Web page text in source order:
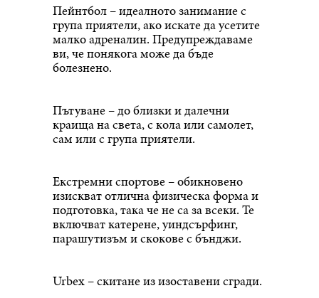
Пейнтбол – идеалното занимание с
група приятели, ако искате да усетите
малко адреналин. Предупреждаваме
ви, че понякога може да бъде
болезнено.
Пътуване – до близки и далечни
краища на света, с кола или самолет,
сам или с група приятели.
Екстремни спортове – обикновено
изискват отлична физическа форма и
подготовка, така че не са за всеки. Те
включват катерене, уиндсърфинг,
парашутизъм и скокове с бънджи.
Urbex – скитане из изоставени сгради.